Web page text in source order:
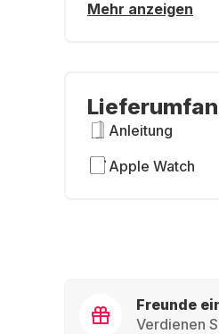
Mehr anzeigen
Anleitung
Apple Watch
Freunde
Verdienen